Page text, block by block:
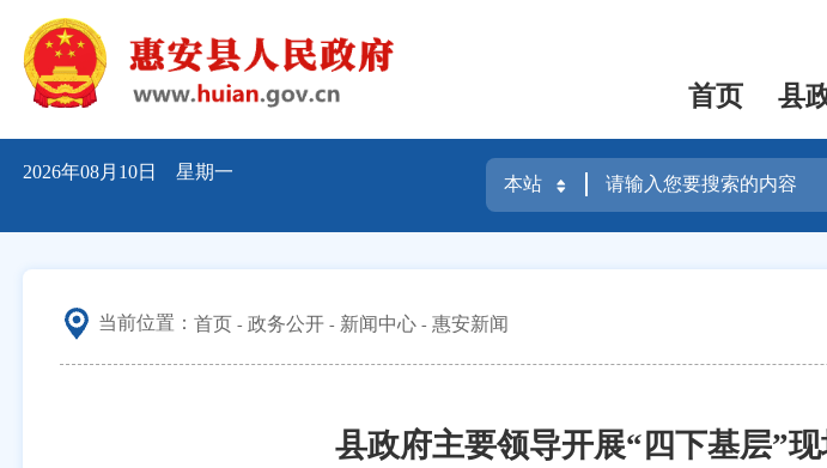
首页 县
2026年08月10日 星期一
当前位置： 首页 政务公开 新闻中心 惠安新闻
县政府主要领导开展“四下基层”